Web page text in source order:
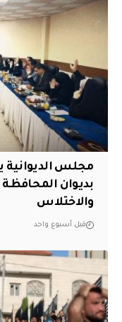
مجلس
بديوان
والاختلاس
قبل أسبوع واحد